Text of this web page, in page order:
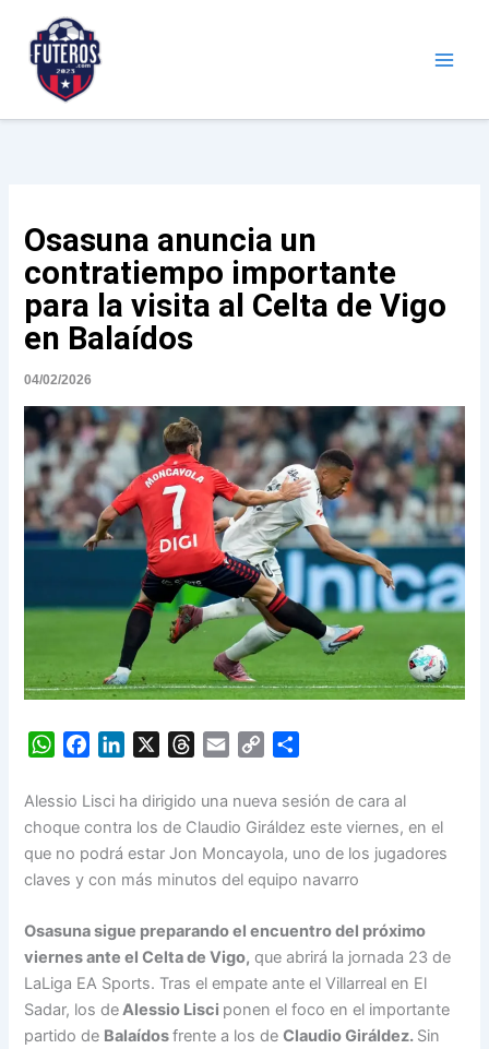
contenido
Osasuna anuncia un
contratiempo importante
para la visita al Celta de Vigo
en Balaídos
04/02/2026
W
a
t
s
A
p
c
e
b
o
k
n
k
e
d
n
r
e
a
d
a
i
l
C
p
y
L
i
k
a
r
e
Alessio Lisci ha dirigido una nueva sesión de cara al
choque contra los de Claudio Giráldez este viernes, en el
que no podrá estar Jon Moncayola, uno de los jugadores
claves y con más minutos del equipo navarro
Osasuna sigue preparando el encuentro del próximo
viernes ante el Celta de Vigo, que abrirá la jornada 23 de
LaLiga EA Sports. Tras el empate ante el Villarreal en El
Sadar, los deAlessio Lisci ponen el foco en el importante
partido de Balaídosfrente a los deClaudio Giráldez. Sin